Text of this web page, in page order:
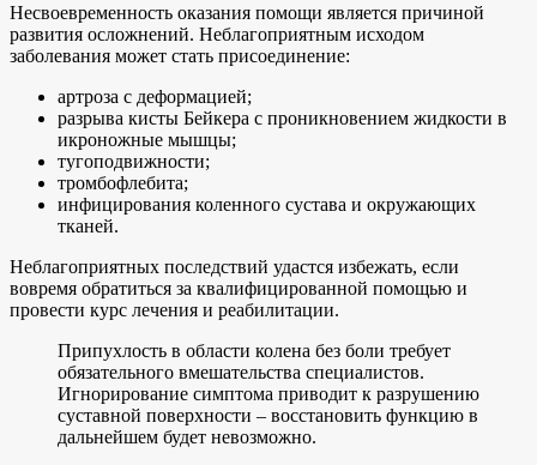
Несвоевременность оказания помощи является причиной
развития осложнений. Неблагоприятным исходом
заболевания может стать присоединение:
артроза с деформацией;
разрыва кисты Бейкера с проникновением жидкости в
икроножные мышцы;
тугоподвижности;
тромбофлебита;
инфицирования коленного сустава и окружающих
тканей.
Неблагоприятных последствий удастся избежать, если
вовремя обратиться за квалифицированной помощью и
провести курс лечения и реабилитации.
Припухлость в области колена без боли требует
обязательного вмешательства специалистов.
Игнорирование симптома приводит к разрушению
суставной поверхности – восстановить функцию в
дальнейшем будет невозможно.